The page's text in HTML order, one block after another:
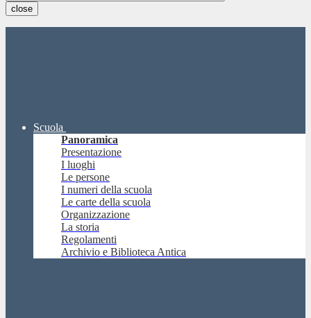
close
Scuola
Panoramica
Presentazione
I luoghi
Le persone
I numeri della scuola
Le carte della scuola
Organizzazione
La storia
Regolamenti
Archivio e Biblioteca Antica